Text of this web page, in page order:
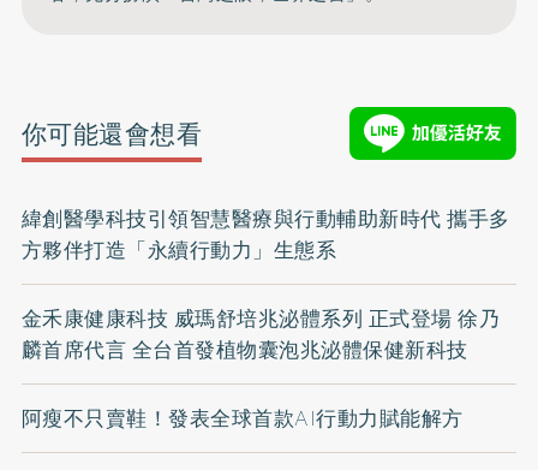
你可能還會想看
緯創醫學科技引領智慧醫療與行動輔助新時代 攜手多
方夥伴打造「永續行動力」生態系
金禾康健康科技 威瑪舒培兆泌體系列 正式登場 徐乃
麟首席代言 全台首發植物囊泡兆泌體保健新科技
阿瘦不只賣鞋！發表全球首款AI行動力賦能解方